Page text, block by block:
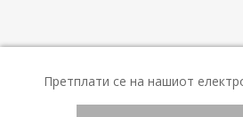
Претплати се на нашиот